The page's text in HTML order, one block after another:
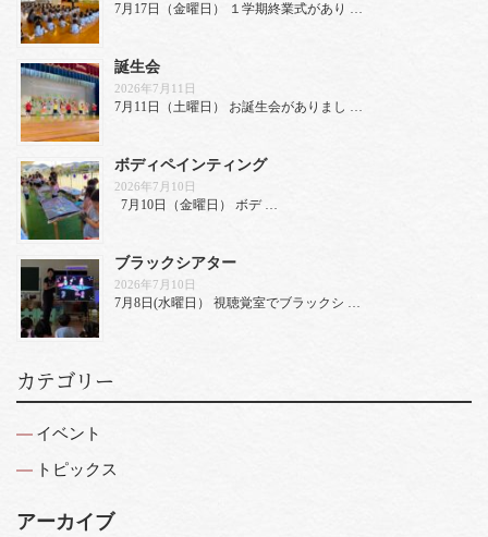
7月17日（金曜日） １学期終業式があり …
誕生会
2026年7月11日
7月11日（土曜日） お誕生会がありまし …
ボディペインティング
2026年7月10日
7月10日（金曜日） ボデ …
ブラックシアター
2026年7月10日
7月8日(水曜日） 視聴覚室でブラックシ …
カテゴリー
イベント
トピックス
アーカイブ